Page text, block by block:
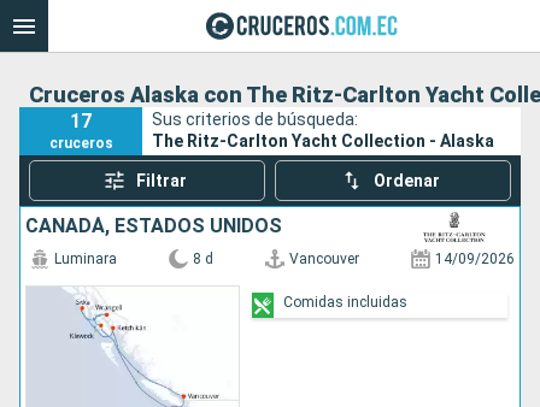
Cruceros Alaska con The Ritz-Carlton Yacht
17
cruceros
Sus criterios de búsqueda:
The Ritz-Carlton Yacht Collection - Alaska
Filtrar Ordenar
CANADÁ, ESTADOS UNIDOS
Luminara 8 d Vancouver 14/09/2026
Comidas incluidas